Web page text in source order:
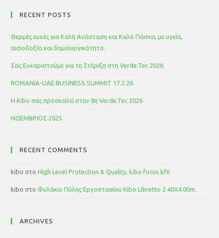
RECENT POSTS
Θερμές ευχές για Καλή Ανάσταση και Καλό Πάσχα, με υγεία,
αισιοδοξία και δημιουργικότητα.
Σας Ευχαριστούμε για τη Στήριξη στη Verde.Tec 2026
ROMANIA-UAE BUSINESS SUMMIT 17.2.26
Η Kibo σας προσκαλεί στην 8η Verde.Tec 2026
ΝΟΕΜΒΡΙΟΣ 2025
RECENT COMMENTS
kibo στοHigh Level Protection & Quality, kibo focus kf6
kibo στοΦυλάκιο Πύλης Εργοστασίου Kibo Libretto 2.40Χ4.00m.
ARCHIVES